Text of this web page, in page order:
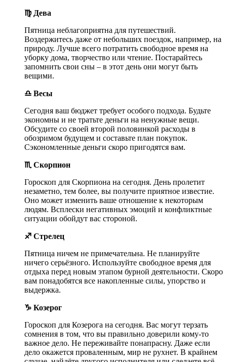
♍ Дева
Пятница неблагоприятна для путешествий.
Воздержитесь даже от небольших поездок, например, на
природу. Лучше всего потратить свободное время на
уборку дома, творчество или чтение. Постарайтесь
запомнить свои сны – в этот день они могут быть
вещими.
♎ Весы
Сегодня ваш бюджет требует особого подхода. Будьте
экономны и не тратьте деньги на ненужные вещи.
Обсудите со своей второй половинкой расходы в
обозримом будущем и составьте план покупок.
Сэкономленные деньги скоро пригодятся вам.
♏ Скорпион
Гороскоп для Скорпиона на сегодня. День пролетит
незаметно, тем более, вы получите приятное известие.
Оно может изменить ваше отношение к некоторым
людям. Всплески негативных эмоций и конфликтные
ситуации обойдут вас стороной.
♐ Стрелец
Пятница ничем не примечательна. Не планируйте
ничего серьёзного. Используйте свободное время для
отдыха перед новым этапом бурной деятельности. Скоро
вам понадобятся все накопленные силы, упорство и
выдержка.
♑ Козерог
Гороскоп для Козерога на сегодня. Вас могут терзать
сомнения в том, что вы правильно доверили кому-то
важное дело. Не переживайте понапрасну. Даже если
дело окажется проваленным, мир не рухнет. В крайнем